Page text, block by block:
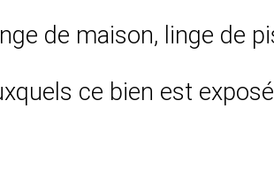
de maison, linge de
ce bien est